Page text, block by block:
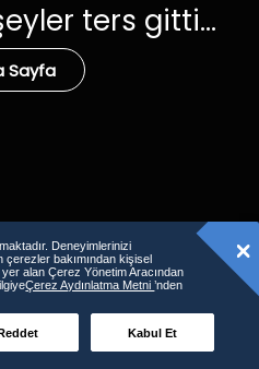
ters gitti...
Sayfa
Deneyimlerinizi
çerezler bakımından kişisel
alan Çerez Yönetim Aracından
Çerez Aydınlatma Metni’nden
Kabul Et